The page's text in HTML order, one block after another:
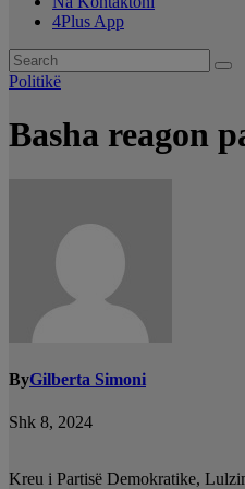
4Plus App
Politikë
Basha reagon
ByGilberta Simoni
Shk 8, 2024
Kreu i Partisë Demokratike,